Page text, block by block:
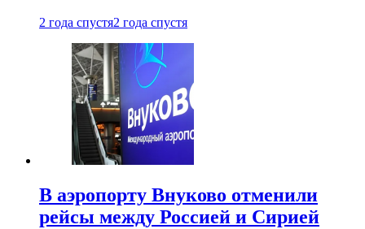
2 года спустя2 года спустя
В аэропорту Внуково отменили
рейсы между Россией и Сирией